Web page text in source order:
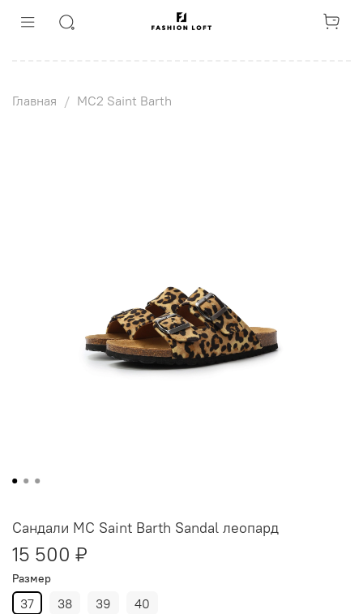
Главная MC2 Saint Barth
Сандали MC Saint Barth Sandal леопард
15 500 ₽
Размер
37 38 39 40